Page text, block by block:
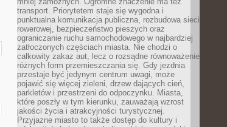
transport. Priorytetem staje się wygodna i
punktualna komunikacja publiczna, rozbudowa sieci
rowerowej, bezpieczeństwo pieszych oraz
ograniczanie ruchu samochodowego w najbardziej
zatłoczonych częściach miasta. Nie chodzi o
całkowity zakaz aut, lecz o rozsądne równoważenie
różnych form przemieszczania się. Gdy jezdnia
przestaje być jedynym centrum uwagi, może
pojawić się więcej zieleni, drzew dających cień,
parkletów i przestrzeni do odpoczynku. Miasta,
które poszły w tym kierunku, zauważają wzrost
jakości życia i atrakcyjności turystycznej.
Przyjazne miasto to także dostęp do kultury i